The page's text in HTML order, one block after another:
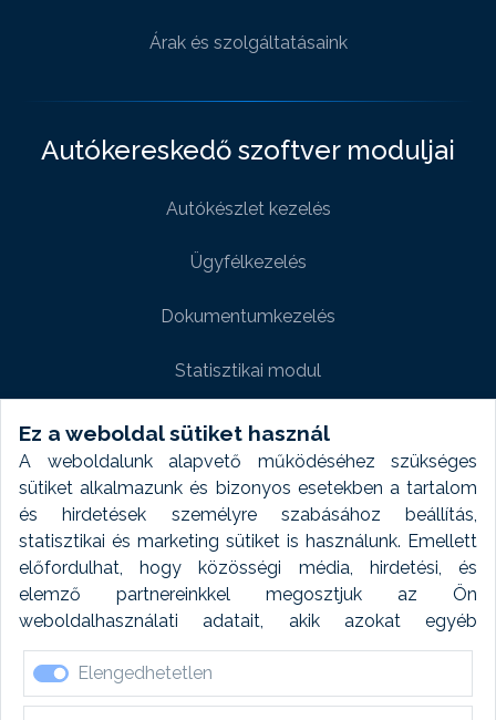
Ez a weboldal sütiket használ
A weboldalunk alapvető működéséhez szükséges
sütiket alkalmazunk és bizonyos esetekben a tartalom
és hirdetések személyre szabásához beállítás,
statisztikai és marketing sütiket is használunk. Emellett
előfordulhat, hogy közösségi média, hirdetési, és
elemző partnereinkkel megosztjuk az Ön
weboldalhasználati adatait, akik azokat egyéb
forrásokból gyűjtött adatokkal kombinálhatják. A sütik
elfogadásával kapcsolatosan naplózást végzünk és
ezen adatokat 6 hónap után automatikusan töröljük. A
Elengedhetetlen
Árak és szolgáltatásaink
Autókereskedő szoftver moduljai
Autókészlet kezelés
Ügyfélkezelés
Dokumentumkezelés
Statisztikai modul
Weboldal modul
Fényképtár extra modul
Autómosó modul
Feladatütemezés